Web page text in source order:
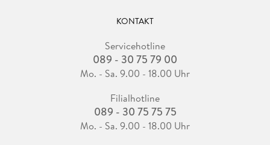
KONTAKT
Servicehotline
089 - 30 75 79 00
Mo. - Sa. 9.00 - 18.00 Uhr
Filialhotline
089 - 30 75 75 75
Mo. - Sa. 9.00 - 18.00 Uhr